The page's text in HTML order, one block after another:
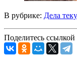
В рубрике: Дела
Поделитесь ссылкой